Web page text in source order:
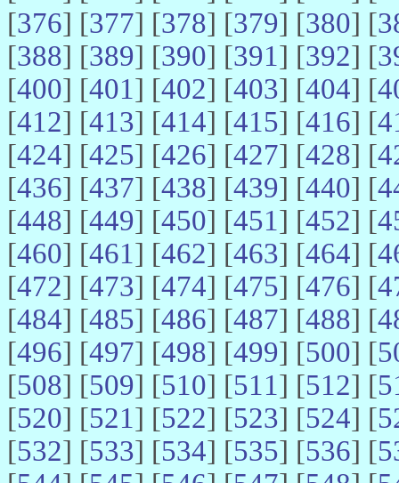
[376] [377] [378] [379] [380] [
[388] [389] [390] [391] [392] [
[400] [401] [402] [403] [404] [
[412] [413] [414] [415] [416] [
[424] [425] [426] [427] [428] [
[436] [437] [438] [439] [440] [
[448] [449] [450] [451] [452] [
[460] [461] [462] [463] [464] [
[472] [473] [474] [475] [476] [
[484] [485] [486] [487] [488] [
[496] [497] [498] [499] [500] [
[508] [509] [510] [511] [512] [
[520] [521] [522] [523] [524] [
[532] [533] [534] [535] [536] [